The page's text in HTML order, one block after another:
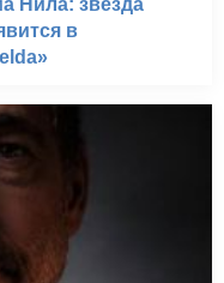
Нила: звезда
в